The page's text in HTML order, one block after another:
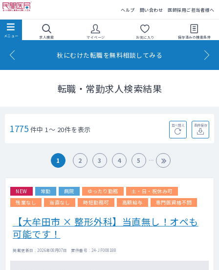
ヘルプ 問い合わせ 医師採用ご担当者様へ
求人検索 マイページ お気に入り 保存済みの検索条件
秋にむけた転職を無料相談してみる
転職・常勤求人検索結果
1775 件中 1～ 20件を表示 並べ替え 条件保存
1 2 3 4 5
NEW 常勤 病院 ゆったり勤務
土・日・祝休み可
残業なし
当直なし 時短勤務可 高額給与 専門医資格不問
【大牟田市 × 整形外科】当直無し！オペも
可能です！
掲載更新日 : 2026年08月07日 案件番号 : 24-JF008188